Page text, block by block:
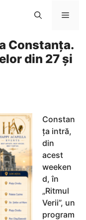
Constanța.
din 27 și
Constan
ța intră,
din
acest
weeken
d, în
„Ritmul
Verii”, un
program